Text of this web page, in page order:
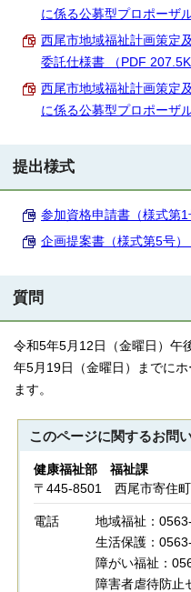
に係る公募型プロポーザ
西尾市地域福祉計画策定
委託仕様書 （PDF
西尾市地域福祉計画策定
に係る公募型プロポーザ
提出様式
参加資格申請書（様式第1
企画提案書（様式第5号）
質問
令和5年5月12日（金曜日）午
年5月19日（金曜日）までに
ます。
このページに関するお問
健康福祉部 福祉課
〒445-8501 西尾市寄住
電話
地域福祉：
生活保護：
障がい福祉：
障害者虐待防止